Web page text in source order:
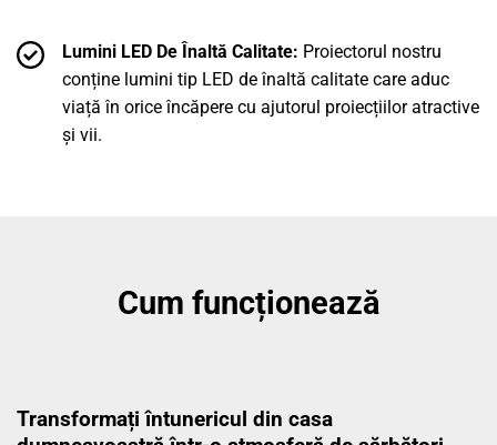
Lumini LED De Înaltă Calitate: Proiectorul nostru
conține lumini tip LED de înaltă calitate care aduc
viață în orice încăpere cu ajutorul proiecțiilor atractive
și vii.
Cum funcționează
Transformați întunericul din casa